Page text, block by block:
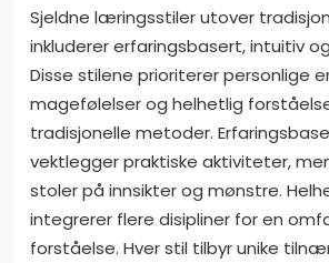
Sjeldne læringsstiler utover
inkluderer erfaringsbasert, intuitiv
Disse stilene prioriterer personlige
magefølelser og helhetlig
tradisjonelle metoder.
vektlegger praktiske aktiviteter,
stoler på innsikter og mønstre.
integrerer flere disipliner for en
forståelse. Hver stil tilbyr unike